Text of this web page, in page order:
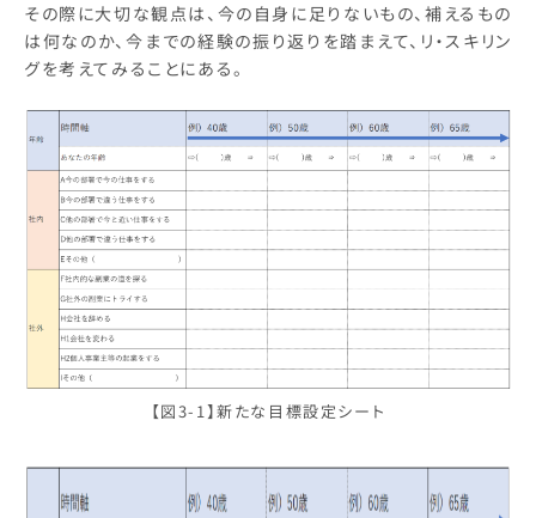
その際に大切な観点は、今の自身に足りないもの、補えるもの
は何なのか、今までの経験の振り返りを踏まえて、リ・スキリン
グを考えてみることにある。
【図3-1】新たな目標設定シート